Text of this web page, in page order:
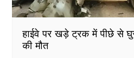
हाईवे पर खड़े ट्रक में पीछे से
की मौत